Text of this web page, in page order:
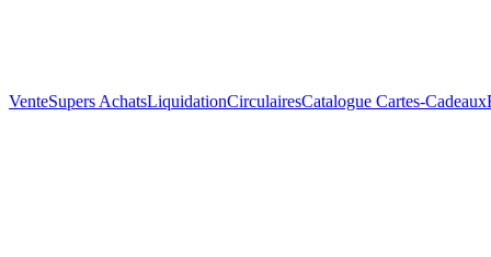
VenteSupers AchatsLiquidationCirculairesCatalogue Cartes-Cadeaux